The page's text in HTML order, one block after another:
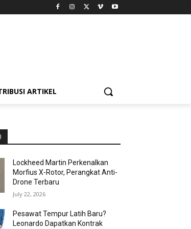
ARTIKEL
Lockheed Martin Perkenalkan
Morfius X-Rotor, Perangkat Anti-
Drone Terbaru
July 22, 2026
Pesawat Tempur Latih Baru?
Leonardo Dapatkan Kontrak